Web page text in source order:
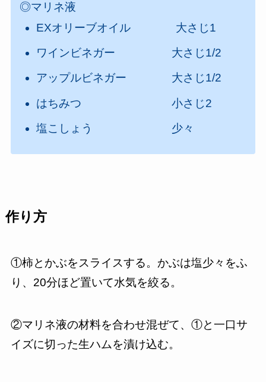
◎マリネ液
EXオリーブオイル 大さじ1
ワインビネガー 大さじ1/2
アップルビネガー 大さじ1/2
はちみつ 小さじ2
塩こしょう 少々
作り方
①柿とかぶをスライスする。かぶは塩少々をふ
り、20分ほど置いて水気を絞る。
②マリネ液の材料を合わせ混ぜて、①と一口サ
イズに切った生ハムを漬け込む。